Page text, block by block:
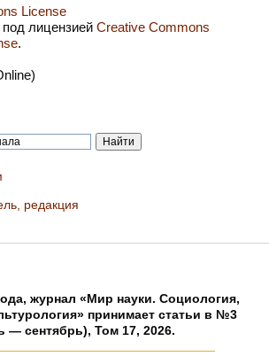
под лицензией Creative Commons
.
редакция
журнал «Мир науки. Социология,
принимает статьи в №3
— сентябрь), Том 17, 2026.